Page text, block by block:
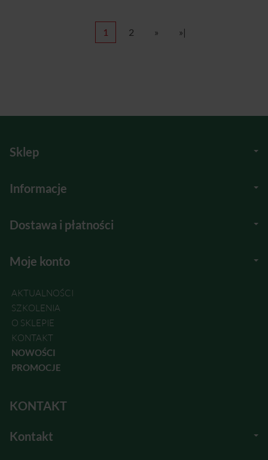
1 2 » »|
Sklep
Informacje
Dostawa i płatności
Moje konto
AKTUALNOŚCI
SZKOLENIA
O SKLEPIE
KONTAKT
NOWOŚCI
PROMOCJE
KONTAKT
Kontakt